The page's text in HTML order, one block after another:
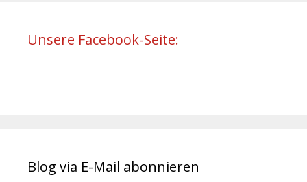
Unsere Facebook-Seite:
Blog via E-Mail abonnieren